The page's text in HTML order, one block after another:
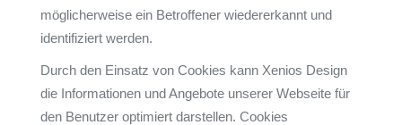
möglicherweise ein Betroffener wiedererkannt und
identifiziert werden.
Durch den Einsatz von Cookies kann Xenios Design
die Informationen und Angebote unserer Webseite für
den Benutzer optimiert darstellen. Cookies